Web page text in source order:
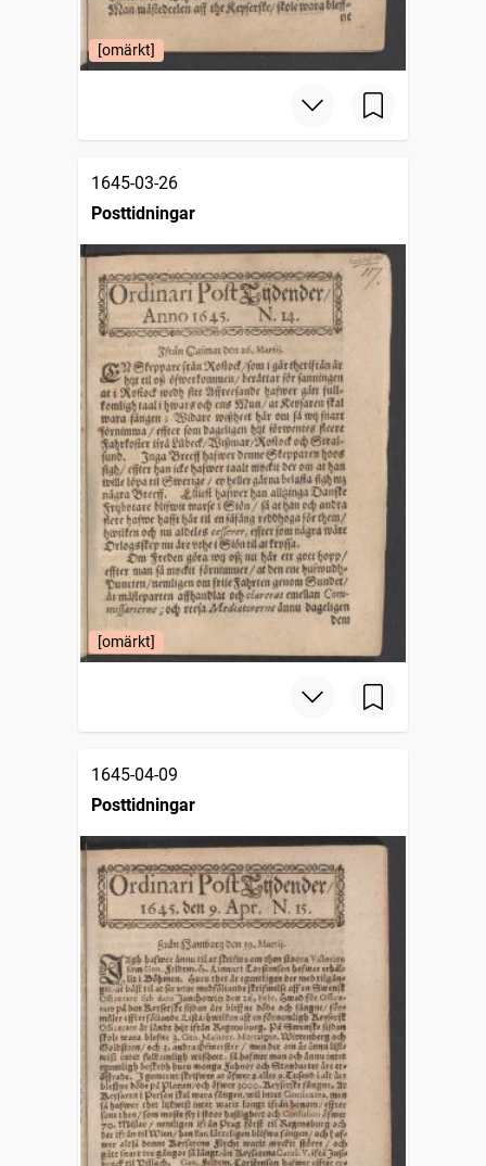
[omärkt]
1645-03-26
Posttidningar
[omärkt]
1645-04-09
Posttidningar